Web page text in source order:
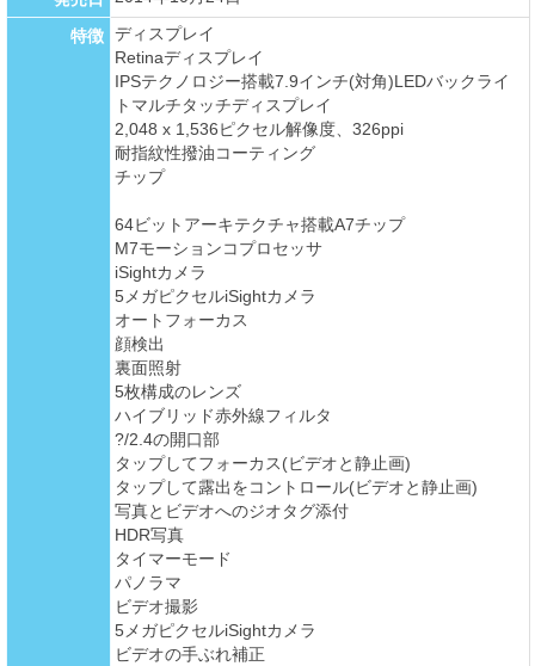
特徴 ディスプレイ
Retinaディスプレイ
IPSテクノロジー搭載7.9インチ(対角)LEDバックライ
トマルチタッチディスプレイ
2,048 x 1,536ピクセル解像度、326ppi
耐指紋性撥油コーティング
チップ
64ビットアーキテクチャ搭載A7チップ
M7モーションコプロセッサ
iSightカメラ
5メガピクセルiSightカメラ
オートフォーカス
顔検出
裏面照射
5枚構成のレンズ
ハイブリッド赤外線フィルタ
?/2.4の開口部
タップしてフォーカス(ビデオと静止画)
タップして露出をコントロール(ビデオと静止画)
写真とビデオへのジオタグ添付
HDR写真
タイマーモード
パノラマ
ビデオ撮影
5メガピクセルiSightカメラ
ビデオの手ぶれ補正